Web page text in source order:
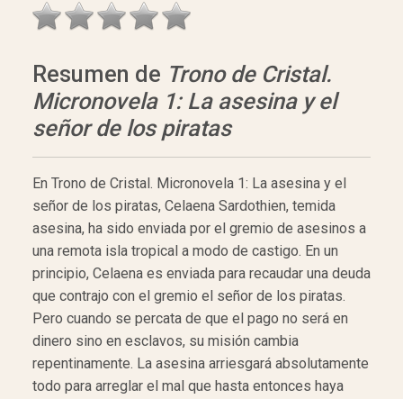
Resumen de Trono de Cristal.
Micronovela 1: La asesina y el
señor de los piratas
En Trono de Cristal. Micronovela 1: La asesina y el
señor de los piratas, Celaena Sardothien, temida
asesina, ha sido enviada por el gremio de asesinos a
una remota isla tropical a modo de castigo. En un
principio, Celaena es enviada para recaudar una deuda
que contrajo con el gremio el señor de los piratas.
Pero cuando se percata de que el pago no será en
dinero sino en esclavos, su misión cambia
repentinamente. La asesina arriesgará absolutamente
todo para arreglar el mal que hasta entonces haya